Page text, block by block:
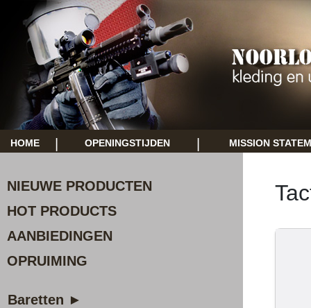
HOME OPENINGSTIJDEN MISSION
NIEUWE PRODUCTEN
HOT PRODUCTS
AANBIEDINGEN
OPRUIMING
Baretten ►